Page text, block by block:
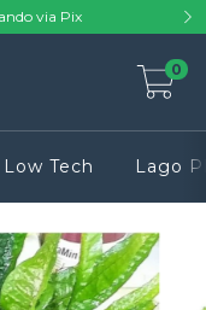
via Pix
0
Low Tech Lago